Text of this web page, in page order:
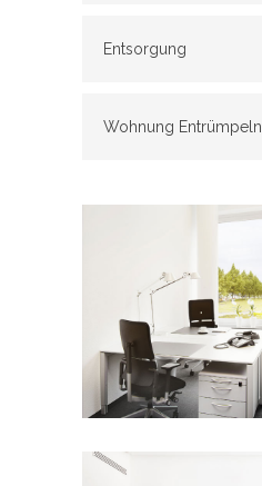
Entsorgung
Wohnung Entrümpeln